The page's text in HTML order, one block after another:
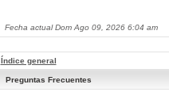
Fecha actual Dom Ago 09, 2026 6:04 am
Índice general
Preguntas Frecuentes